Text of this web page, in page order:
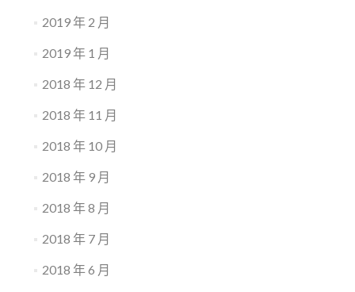
2019 年 2 月
2019 年 1 月
2018 年 12 月
2018 年 11 月
2018 年 10 月
2018 年 9 月
2018 年 8 月
2018 年 7 月
2018 年 6 月